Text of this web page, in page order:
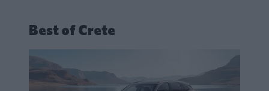
Best of Crete